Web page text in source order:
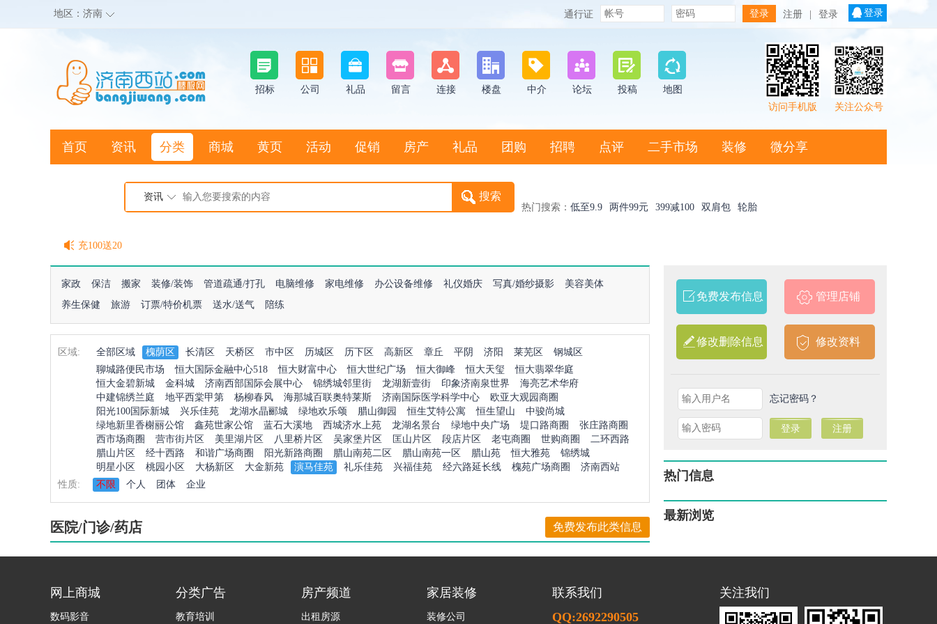
地区： 济南 通行证 注册 登录 登录
招标 公司 礼品 留言 连接 楼盘 中介 论坛 投稿
地图
关注公众号
访问手机版
首页 资讯 分类 商城 黄页 活动 促销 房产 礼品 团购 招聘 点评 二手市场 装修 微分享
资讯
热门搜索： 低至9.9 两件99元 399减100 双肩包 轮胎
棒极网点卡充值请联系客服
充100送20
家政 保洁 搬家 装修/装饰 管道疏通/打孔 电脑维修 家电维修 办公设备维修 礼仪婚庆 写真/婚纱摄影
美容美体
养生保健
旅游 订票/特价机票 送水/送气 陪练
区域: 全部区域 槐荫区 长清区 天桥区 市中区 历城区 历下区 高新区 章丘 平阴 济阳 莱芜区
钢城区
聊城路便民市场
恒大国际金融中心518 恒大财富中心 恒大世纪广场 恒大御峰 恒大天玺
恒大翡翠华庭
恒大金碧新城
金科城 济南西部国际会展中心 锦绣城邻里街 龙湖新壹街 印象济南泉世界
海亮艺术华府
中建锦绣兰庭
地平西棠甲第 杨柳春风 海那城百联奥特莱斯 济南国际医学科学中心
欧亚大观园商圈
阳光100国际新城
兴乐佳苑 龙湖水晶郦城 绿地欢乐颂 腊山御园 恒生艾特公寓 恒生望山
中骏尚城
绿地新里香榭丽公馆
鑫苑世家公馆 蓝石大溪地 西城济水上苑 龙湖名景台 绿地中央广场 堤口路商圈
张庄路商圈
西市场商圈
营市街片区 美里湖片区 八里桥片区 吴家堡片区 匡山片区 段店片区 老屯商圈 世购商圈
二环西路
腊山片区
经十西路 和谐广场商圈 阳光新路商圈 腊山南苑二区 腊山南苑一区 腊山苑 恒大雅苑
锦绣城
明星小区
桃园小区 大杨新区 大金新苑 演马佳苑 礼乐佳苑 兴福佳苑 经六路延长线 槐苑广场商圈
济南西站
性质:
不限 个人 团体 企业
医院/门诊/药店 免费发布此类信息
免费发布信息 管理店铺
修改删除信息 修改资料
忘记密码？
热门信息
最新浏览
网上商城
数码影音
分类广告
教育培训
房产频道
出租房源
家居装修
装修公司
联系我们
QQ:2692290505
关注我们